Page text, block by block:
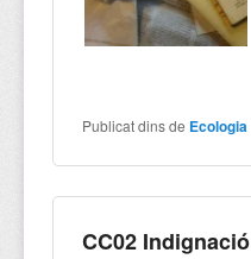
Publicat dins de Ecologia
CC02 Indignació